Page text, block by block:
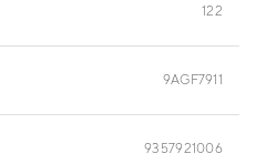
122
9AGF7911
9357921006